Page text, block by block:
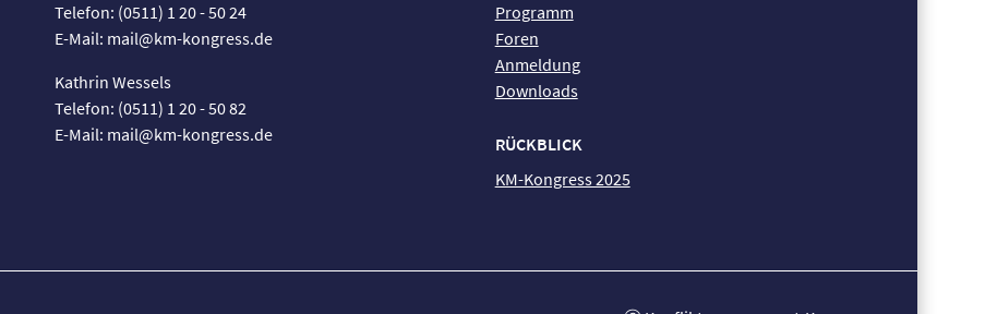
Telefon: (0511) 1 20 - 50 24
E-Mail: mail@km-kongress.de
Kathrin Wessels
Telefon: (0511) 1 20 - 50 82
E-Mail: mail@km-kongress.de
Programm
Foren
Anmeldung
Downloads
RÜCKBLICK
KM-Kongress 2025